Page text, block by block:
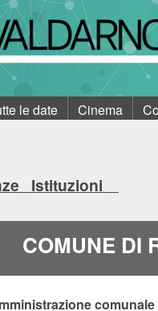
le date Cinema
Istituzioni
COMUNE DI
comunale